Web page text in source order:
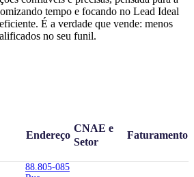
tempo e focando no Lead Ideal
É a verdade que vende: menos
no seu funil.
Endereço
CNAE e
Setor
Faturamento
88.805-085